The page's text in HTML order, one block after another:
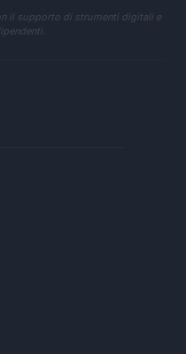
il supporto di strumenti digitali e